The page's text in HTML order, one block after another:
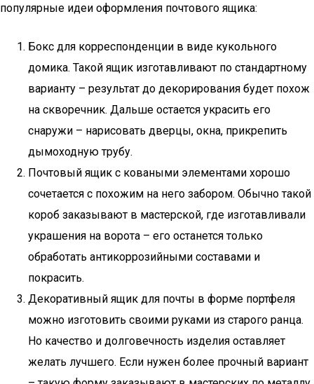
популярные идеи оформления почтового ящика:
Бокс для корреспонденции в виде кукольного
домика. Такой ящик изготавливают по стандартному
варианту – результат до декорирования будет похож
на скворечник. Дальше остается украсить его
снаружи – нарисовать дверцы, окна, прикрепить
дымоходную трубу.
Почтовый ящик с коваными элементами хорошо
сочетается с похожим на него забором. Обычно такой
короб заказывают в мастерской, где изготавливали
украшения на ворота – его останется только
обработать антикоррозийными составами и
покрасить.
Декоративный ящик для почты в форме портфеля
можно изготовить своими руками из старого ранца.
Но качество и долговечность изделия оставляет
желать лучшего. Если нужен более прочный вариант